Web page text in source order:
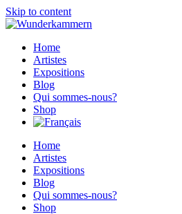
Skip to content
Home
Artistes
Expositions
Blog
Qui sommes-nous?
Shop
Home
Artistes
Expositions
Blog
Qui sommes-nous?
Shop